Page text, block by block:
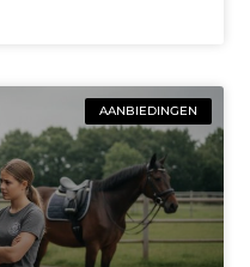
AANBIEDINGEN